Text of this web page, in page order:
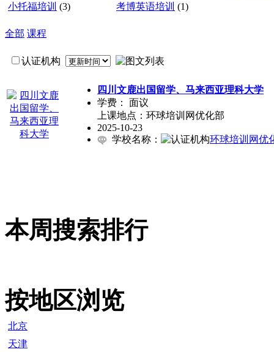
小托福培训 (3) 考博英语培训 (1)
全部 课程
认证机构
四川文鹿出国留学、马来西亚理科大学
学费： 面议
上课地点：环球培训网优化部
2025-10-23
学校名称：
环球培训网优
本周搜索排行
按地区浏览
北京
天津